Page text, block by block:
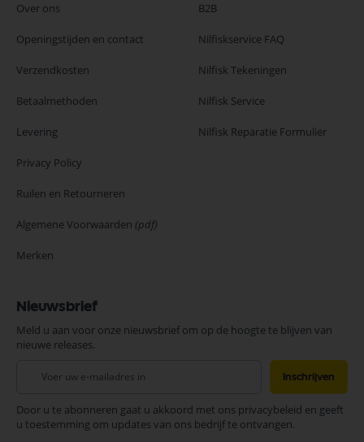
Over ons
Openingstijden en contact
Verzendkosten
Betaalmethoden
Levering
Privacy Policy
Ruilen en Retourneren
Algemene Voorwaarden (pdf)
Merken
B2B
Nilfiskservice FAQ
Nilfisk Tekeningen
Nilfisk Service
Nilfisk Reparatie Formulier
Nieuwsbrief
Meld u aan voor onze nieuwsbrief om op de hoogte te blijven van
nieuwe releases.
onze
nieuwsbrief
Inschrijven
Door u te abonneren gaat u akkoord met ons privacybeleid en geeft
u toestemming om updates van ons bedrijf te ontvangen.